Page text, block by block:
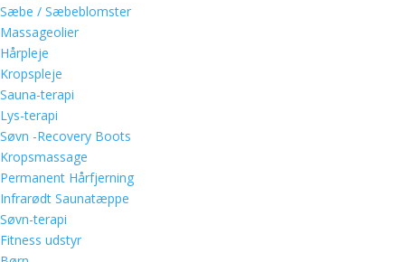
Sæbe / Sæbeblomster
Massageolier
Hårpleje
Kropspleje
Sauna-terapi
Lys-terapi
Søvn -Recovery Boots
Kropsmassage
Permanent Hårfjerning
Infrarødt Saunatæppe
Søvn-terapi
Fitness udstyr